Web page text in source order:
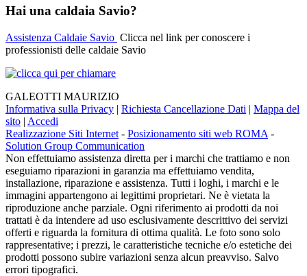
Hai una caldaia Savio?
Assistenza Caldaie Savio Clicca nel link per conoscere i
professionisti delle caldaie Savio
GALEOTTI MAURIZIO
Informativa sulla Privacy | Richiesta Cancellazione Dati | Mappa del
sito | Accedi
Realizzazione Siti Internet - Posizionamento siti web ROMA -
Solution Group Communication
Non effettuiamo assistenza diretta per i marchi che trattiamo e non
eseguiamo riparazioni in garanzia ma effettuiamo vendita,
installazione, riparazione e assistenza. Tutti i loghi, i marchi e le
immagini appartengono ai legittimi proprietari. Ne è vietata la
riproduzione anche parziale. Ogni riferimento ai prodotti da noi
trattati è da intendere ad uso esclusivamente descrittivo dei servizi
offerti e riguarda la fornitura di ottima qualità. Le foto sono solo
rappresentative; i prezzi, le caratteristiche tecniche e/o estetiche dei
prodotti possono subire variazioni senza alcun preavviso. Salvo
errori tipografici.